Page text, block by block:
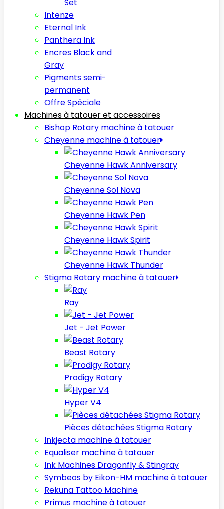
Set
Intenze
Eternal Ink
Panthera Ink
Encres Black and
Gray
Pigments semi-
permanent
Offre Spéciale
Machines à tatouer et accessoires
Bishop Rotary machine à tatouer
Cheyenne machine à tatouer
Cheyenne Hawk Anniversary
Cheyenne Sol Nova
Cheyenne Hawk Pen
Cheyenne Hawk Spirit
Cheyenne Hawk Thunder
Stigma Rotary machine à tatouer
Ray
Jet - Jet Power
Beast Rotary
Prodigy Rotary
Hyper V4
Pièces détachées Stigma Rotary
Inkjecta machine à tatouer
Equaliser machine à tatouer
Ink Machines Dragonfly & Stingray
Symbeos by Eikon-HM machine à tatouer
Rekuna Tattoo Machine
Primus machine à tatouer